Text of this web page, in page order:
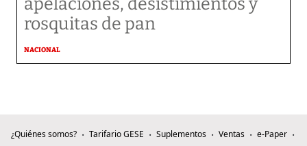
apelaciones, desistimientos y
rosquitas de pan
NACIONAL
¿Quiénes somos? Tarifario GESE Suplementos Ventas
e-Paper